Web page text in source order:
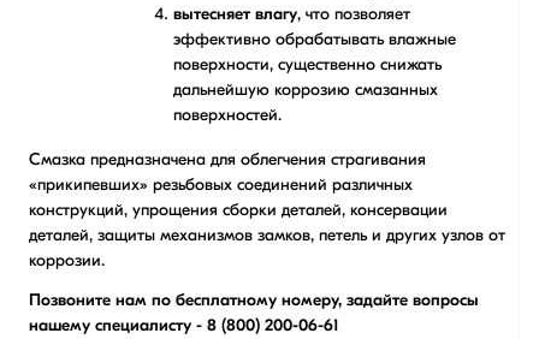
вытесняет влагу, что позволяет
эффективно обрабатывать влажные
поверхности, существенно снижать
дальнейшую коррозию смазанных
поверхностей.
Смазка предназначена для облегчения страгивания
«прикипевших» резьбовых соединений различных
конструкций, упрощения сборки деталей, конcервации
деталей, защиты механизмов замков, петель и других узлов от
коррозии.
Позвоните нам по бесплатному номеру, задайте вопросы
нашему специалисту - 8 (800) 200-06-61